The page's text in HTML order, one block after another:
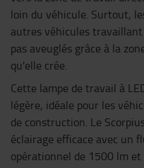
loin du véhicule. Surtout,
autres véhicules
pas aveuglés grâce à la
qu'elle crée.
Cette lampe de travail à
légère, idéale pour les
de construction. Le
éclairage efficace avec un
opérationnel de 1500 lm